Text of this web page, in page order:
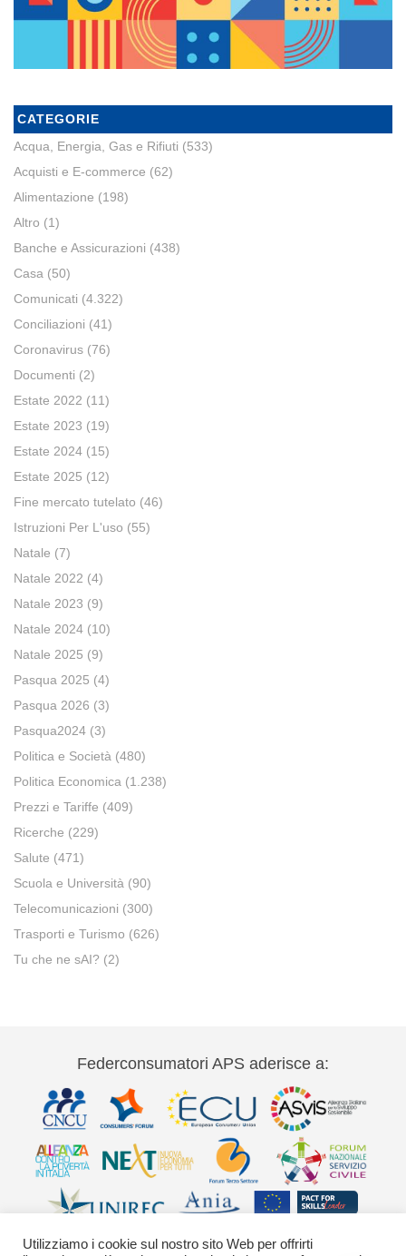
CATEGORIE
Acqua, Energia, Gas e Rifiuti (533)
Acquisti e E-commerce (62)
Alimentazione (198)
Altro (1)
Banche e Assicurazioni (438)
Casa (50)
Comunicati (4.322)
Conciliazioni (41)
Coronavirus (76)
Documenti (2)
Estate 2022 (11)
Estate 2023 (19)
Estate 2024 (15)
Estate 2025 (12)
Fine mercato tutelato (46)
Istruzioni Per L'uso (55)
Natale (7)
Natale 2022 (4)
Natale 2023 (9)
Natale 2024 (10)
Natale 2025 (9)
Pasqua 2025 (4)
Pasqua 2026 (3)
Pasqua2024 (3)
Politica e Società (480)
Politica Economica (1.238)
Prezzi e Tariffe (409)
Ricerche (229)
Salute (471)
Scuola e Università (90)
Telecomunicazioni (300)
Trasporti e Turismo (626)
Tu che ne sAI? (2)
Federconsumatori APS aderisce a:
Utilizziamo i cookie sul nostro sito Web per offrirti